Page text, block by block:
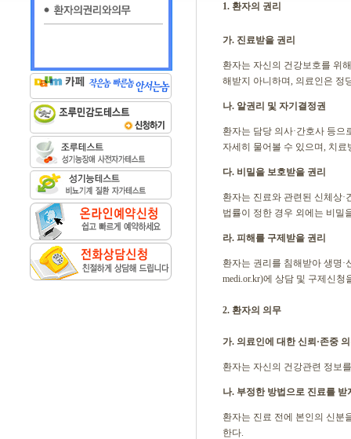
1. 환자의 권리
가. 진료받을 권리
환자는 자신의 건강보호를 위
해받지 아니하며, 의료인은 정
나. 알권리 및 자기결정권
환자는 담당 의사·간호사 등으
자세히 물어볼 수 있으며, 치
다. 비밀을 보호받을 권리
환자는 진료와 관련된 신체상·
법률이 정한 경우 외에는 비밀
라. 피해를 구제받을 권리
환자는 권리를 침해받아 생명·
medi.or.kr)에 상담 및 구제신청
2. 환자의 의무
가. 의료인에 대한 신뢰·존중
환자는 자신의 건강관련 정보
나. 부정한 방법으로 진료를 받
환자는 진료 전에 본인의 신분
한다.